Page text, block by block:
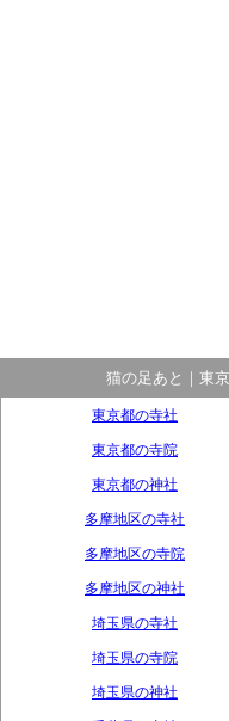
猫の足あと｜東
東京都の寺社
東京都の寺院
東京都の神社
多摩地区の寺社
多摩地区の寺院
多摩地区の神社
埼玉県の寺社
埼玉県の寺院
埼玉県の神社